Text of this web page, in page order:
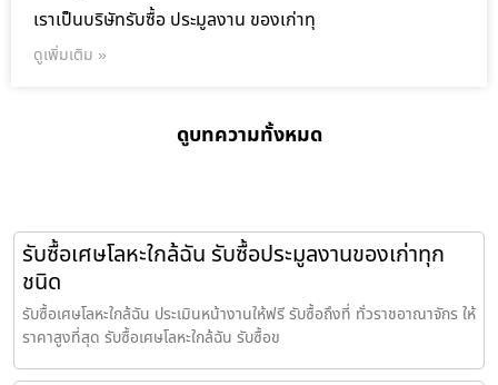
เราเป็นบริษัทรับซื้อ ประมูลงาน ของเก่าทุ
ดูเพิ่มเติม »
ดูบทความทั้งหมด
รับซื้อเศษโลหะใกล้ฉัน รับซื้อประมูลงานของเก่าทุก
ชนิด
รับซื้อเศษโลหะใกล้ฉัน ประเมินหน้างานให้ฟรี รับซื้อถึงที่ ทั่วราชอาณาจักร ให้
ราคาสูงที่สุด รับซื้อเศษโลหะใกล้ฉัน รับซื้อข